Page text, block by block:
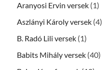
Aranyosi Ervin versek (1)
Aszlányi Károly versek (4)
B. Radó Lili versek (1)
Babits Mihály versek (40)